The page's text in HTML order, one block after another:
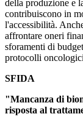
della produzione e
contribuiscono in
l'accessibilità.
affrontare oneri
sforamenti di
protocolli
SFIDA
"Mancanza di
risposta al